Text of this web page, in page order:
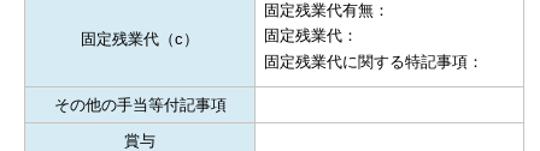
固定残業代（c）
固定残業代有無：
固定残業代：
固定残業代に関する特記事項：
その他の手当等付記事項
賞与